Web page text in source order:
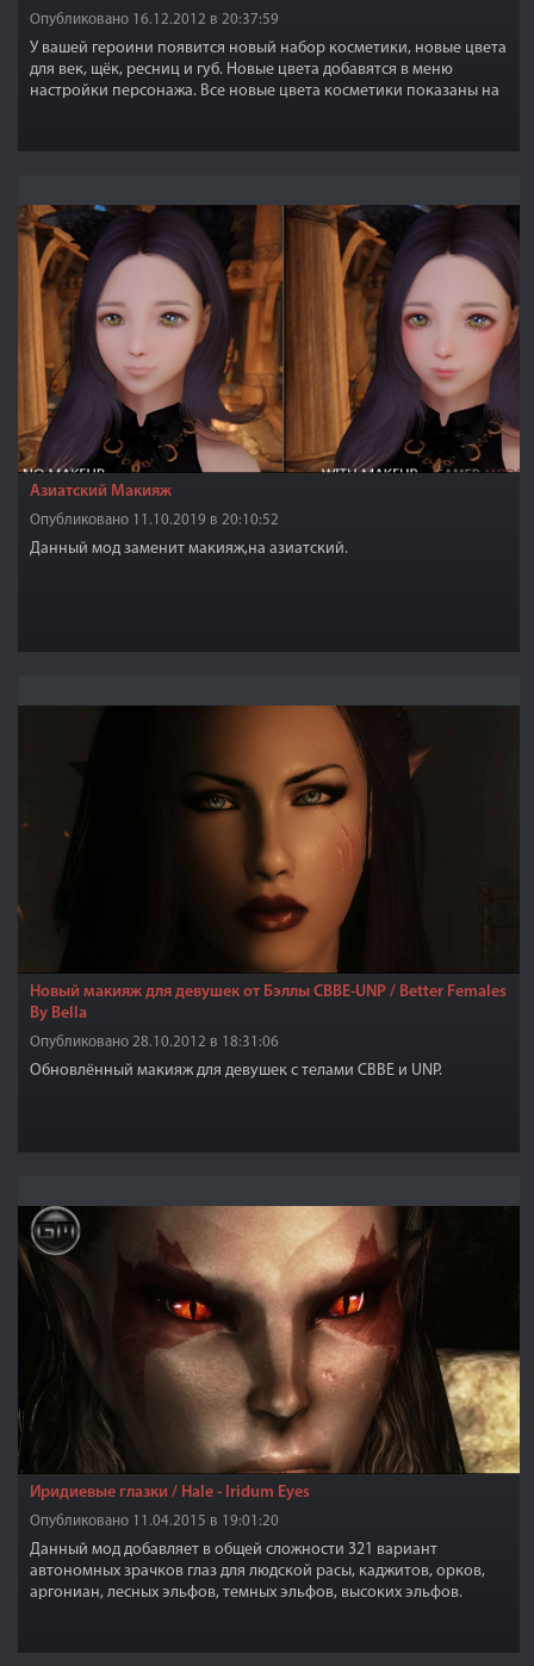
Опубликовано 16.12.2012 в 20:37:59
У вашей героини появится новый набор косметики, новые цвета
для век, щёк, ресниц и губ. Новые цвета добавятся в меню
настройки персонажа. Все новые цвета косметики показаны на
Азиатский Макияж
Опубликовано 11.10.2019 в 20:10:52
Данный мод заменит макияж,на азиатский.
Новый макияж для девушек от Бэллы CBBE-UNP / Better Females
By Bella
Опубликовано 28.10.2012 в 18:31:06
Обновлённый макияж для девушек с телами CBBE и UNP.
Иридиевые глазки / Hale - Iridum Eyes
Опубликовано 11.04.2015 в 19:01:20
Данный мод добавляет в общей сложности 321 вариант
автономных зрачков глаз для людской расы, каджитов, орков,
аргониан, лесных эльфов, темных эльфов, высоких эльфов.